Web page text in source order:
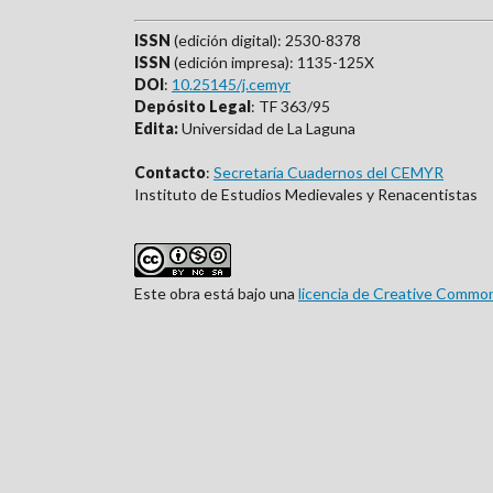
ISSN (edición digital): 2530-8378
ISSN (edición impresa): 1135-125X
DOI: 10.25145/j.cemyr
Depósito Legal: TF 363/95
Edita:Universidad de La Laguna
Contacto: Secretaría Cuadernos del CEMYR
Instituto de Estudios Medievales y Renacentistas
Este obra está bajo una licencia de Creative